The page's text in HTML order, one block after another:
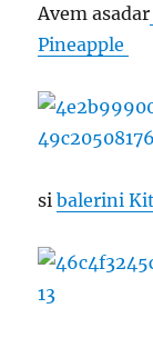
Avem asadar
Pineapple
sibalerini